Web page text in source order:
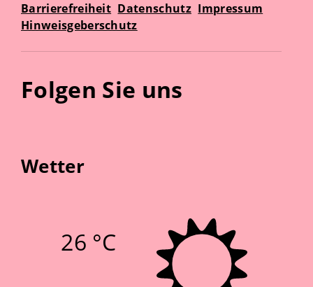
Barrierefreiheit Datenschutz Impressum
Hinweisgeberschutz
Folgen Sie uns
Wetter
26 °C